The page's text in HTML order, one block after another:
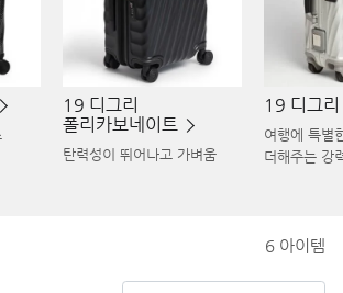
19 디그리
폴리카보네이트
탄력성이 뛰어나고 가벼움
19 디그
여행에 특별
더해주는 강
6 아이템